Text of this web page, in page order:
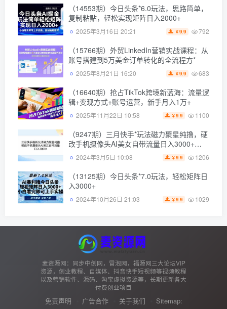
（14553期）今日头条*6.0玩法，思路简单，
复制粘贴，轻松实现矩阵日入2000+
2025年3月16日 20:21 ￥9.9 792
（15766期）外贸LinkedIn营销实战课程：从
账号搭建到5万美金订单转化的全流程方*
2025年8月21日 16:20 ￥9.9 683
（16640期）抢占TikTok跨境新蓝海：流量逻
辑+变现方式+账号运营，新手月入1万+
2025年11月22日 10:58 ￥9.9 1100
（9247期）三月快手*玩法磁力聚星纯撸，硬
改手机摄像头AI美女自带流量日入3000+…
2024年3月5日 10:08 ￥9.9 1206
（13125期）今日头条*7.0玩法，轻松矩阵日
入3000+
2024年10月26日 21:03 ￥9.9 1029
麦资源网：同步中创网，冒泡网，福源网三大论坛VIP
资源，创业教程、自媒体、抖音快手短视频等视频教程
以及营销软件、源码、淘宝虚拟资源等，长期更新各大
付费创业项目
免责声明 广告合作 关于我们 Sitemap: